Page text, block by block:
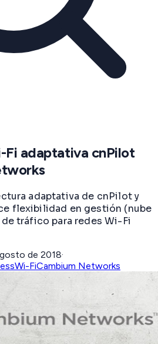
adaptativa cnPilot
adaptativa de cnPilot y
flexibilidad en gestión (nube
tráfico para redes Wi-Fi
de 2018·
Wi-FiCambium Networks